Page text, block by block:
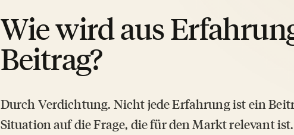
Wie wird aus
Beitrag?
Durch Verdichtung. Nicht jede Erfahrung ist ein
Situation auf die Frage, die für den Markt relevant